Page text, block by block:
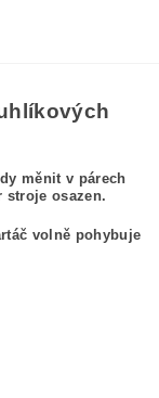
měnit v párech
stroje osazen.
volně pohybuje